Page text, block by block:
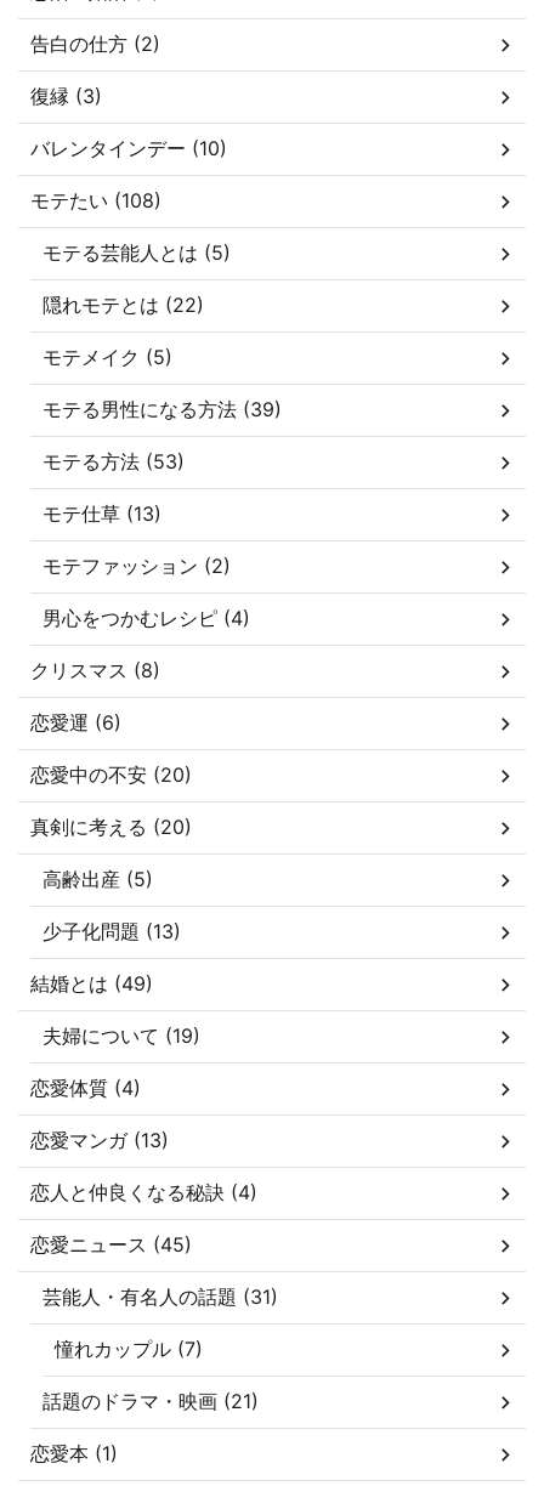
告白の仕方 (2)
復縁 (3)
バレンタインデー (10)
モテたい (108)
モテる芸能人とは (5)
隠れモテとは (22)
モテメイク (5)
モテる男性になる方法 (39)
モテる方法 (53)
モテ仕草 (13)
モテファッション (2)
男心をつかむレシピ (4)
クリスマス (8)
恋愛運 (6)
恋愛中の不安 (20)
真剣に考える (20)
高齢出産 (5)
少子化問題 (13)
結婚とは (49)
夫婦について (19)
恋愛体質 (4)
恋愛マンガ (13)
恋人と仲良くなる秘訣 (4)
恋愛ニュース (45)
芸能人・有名人の話題 (31)
憧れカップル (7)
話題のドラマ・映画 (21)
恋愛本 (1)